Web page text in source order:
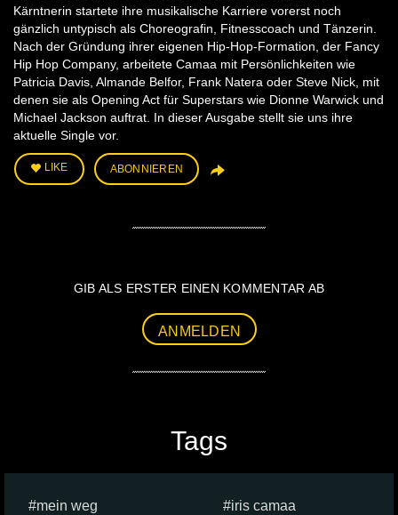
Kärntnerin startete ihre musikalische Karriere vorerst noch
gänzlich untypisch als Choreografin, Fitnesscoach und Tänzerin.
Nach der Gründung ihrer eigenen Hip-Hop-Formation, der Fancy
Hip Hop Company, arbeitete Camaa mit Persönlichkeiten wie
Patricia Davis, Almande Belfor, Frank Natera oder Steve Nick, mit
denen sie als Opening Act für Superstars wie Dionne Warwick und
Michael Jackson auftrat. In dieser Ausgabe stellt sie uns ihre
aktuelle Single vor.
LIKE ABONNIEREN
GIB ALS ERSTER EINEN KOMMENTAR AB
ANMELDEN
Tags
mein weg
iris camaa